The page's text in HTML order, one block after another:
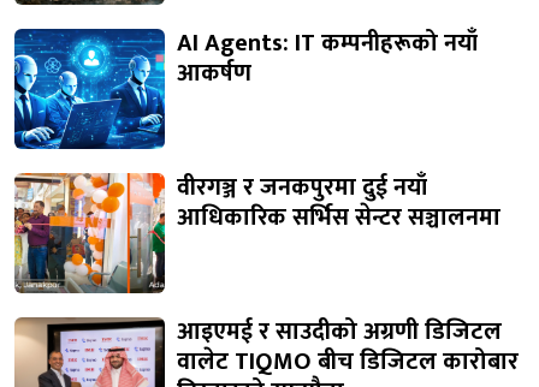
AI Agents: IT कम्पनीहरूको नयाँ
आकर्षण
वीरगञ्ज र जनकपुरमा दुई नयाँ
आधिकारिक सर्भिस सेन्टर सञ्चालनमा
आइएमई र साउदीको अग्रणी डिजिटल
वालेट TIQMO बीच डिजिटल कारोबार